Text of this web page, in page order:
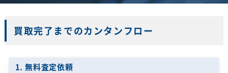
買取完了までのカンタンフロー
1. 無料査定依頼